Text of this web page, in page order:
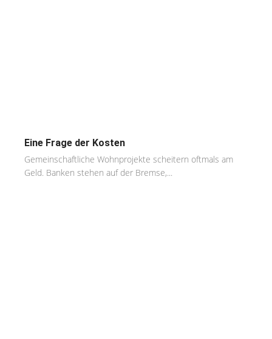
Eine Frage der Kosten
Gemeinschaftliche Wohnprojekte scheitern oftmals am
Geld. Banken stehen auf der Bremse,...